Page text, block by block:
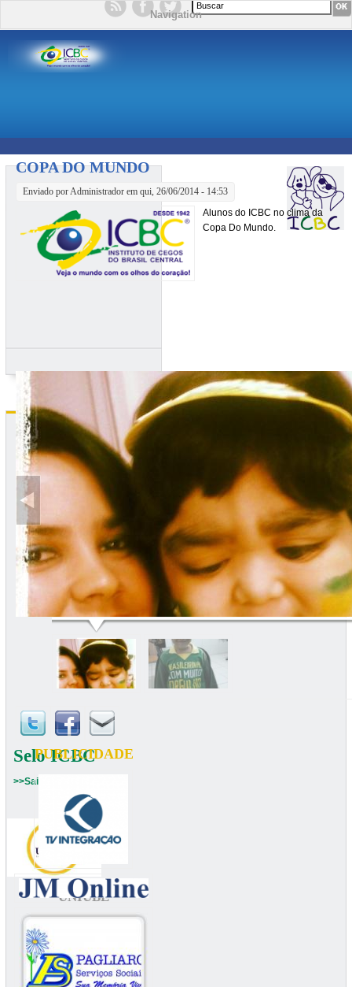
NavigationFormulário de busca
COPA DO MUNDO
Enviado porAdministrador em qui, 26/06/2014 - 14:53
Alunos do ICBC no clima da
Copa Do Mundo.
Selo ICBC
>>Saiba mais
UNIUBE
PUBLICIDADE